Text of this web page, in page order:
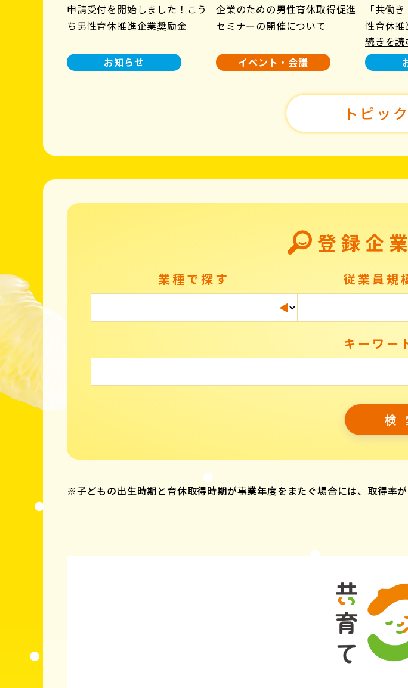
申請受付を開始しました！こう
ち男性育休推進企業奨励金
お知らせ
企業のための男性育休取得促進
セミナーの開催について
イベント・会議
「共働
性育休
使用につ
続きを読
トピッ
登録企
業種で探す 従業員規
キーワー
※子どもの出生時期と育休取得時期が事業年度をまたぐ場合には、取得率が